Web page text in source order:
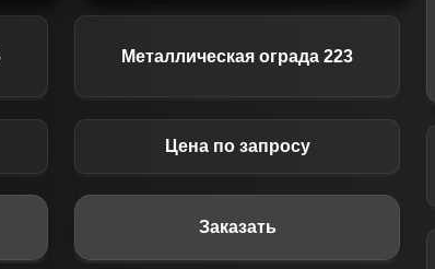
Металлическая ограда 223
Цена по запросу
Заказать